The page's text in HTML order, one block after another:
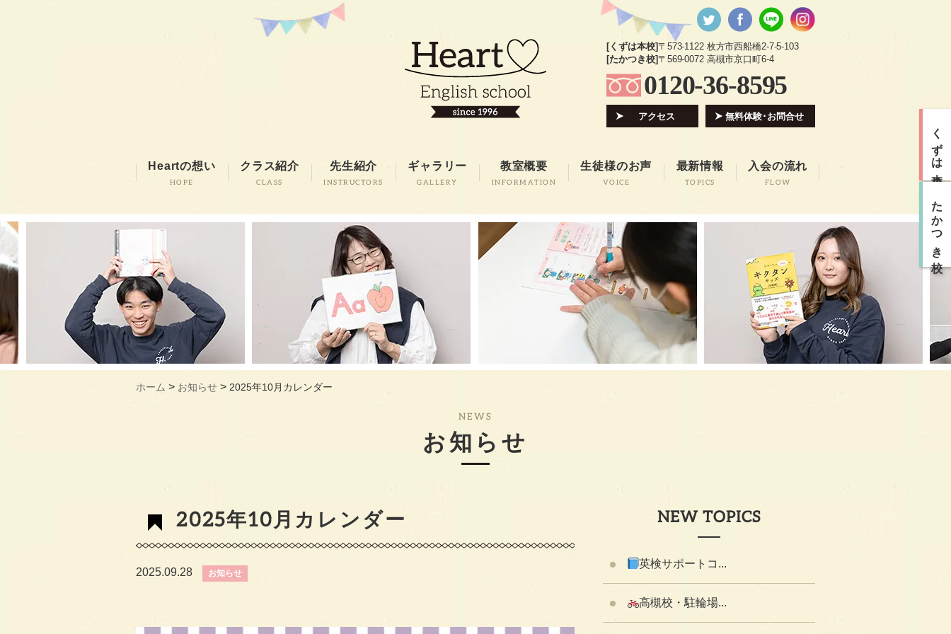
[くずは本校]〒573-1122 枚方市西船橋2-7-5-103
[たかつき校]〒569-0072 高槻市京口町6-4
0120-36-8595
アクセス 無料体験･お問合せ
Heartの想い
HOPE
クラス紹介
CLASS
先生紹介
INSTRUCTORS
ギャラリー
GALLERY
教室概要
INFORMATION
生徒様のお声
VOICE
最新情報
TOPICS
入会の流れ
FLOW
ホーム > お知らせ > 2025年10月カレンダー
NEWS
お知らせ
2025年10月カレンダー
2025.09.28 お知らせ
NEW TOPICS
英検サポートコ...
高槻校・駐輪場...
くずは本校
たかつき校